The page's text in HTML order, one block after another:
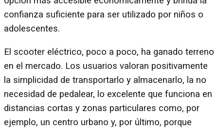
confianza suficiente para ser utilizado por niños o
adolescentes.
El scooter eléctrico, poco a poco, ha ganado terreno
en el mercado. Los usuarios valoran positivamente
la simplicidad de transportarlo y almacenarlo, la no
necesidad de pedalear, lo excelente que funciona en
distancias cortas y zonas particulares como, por
ejemplo, un centro urbano y, por último, porque